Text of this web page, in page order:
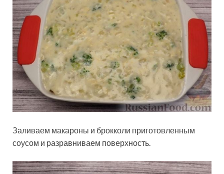
Заливаем макароны и брокколи приготовленным
соусом и разравниваем поверхность.